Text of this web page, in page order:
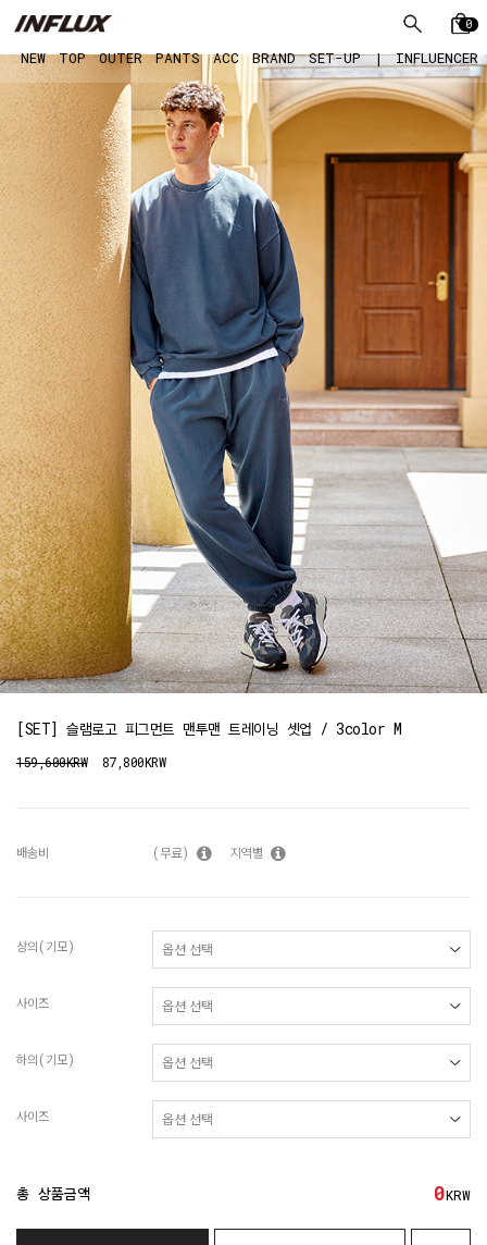
0
NEW TOP OUTER PANTS ACC BRAND SET-UP | INFLUENCER
[SET] 슬램로고 피그먼트 맨투맨 트레이닝 셋업 / 3color M
159,600KRW 87,800KRW
배송비 (무료) 지역별
상의(기모)
사이즈
하의(기모)
사이즈
총 상품금액 0KRW